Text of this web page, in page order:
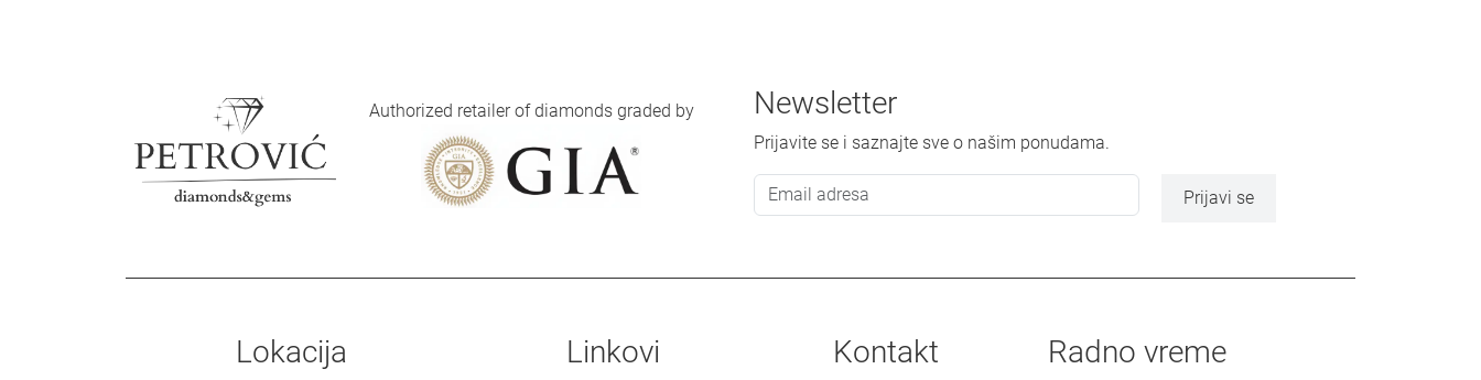
Authorized retailer of diamonds graded by Newsletter
Prijavite se i saznajte sve o našim ponudama.
Prijavi se
Lokacija Linkovi Kontakt Radno vreme